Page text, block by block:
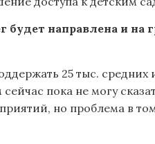
будет направлена и
25 тыс.
пока не могу
но проблема в